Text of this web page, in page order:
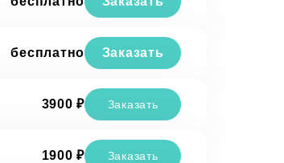
бесплатно Заказать
3900 ₽ Заказать
1900 ₽ Заказать